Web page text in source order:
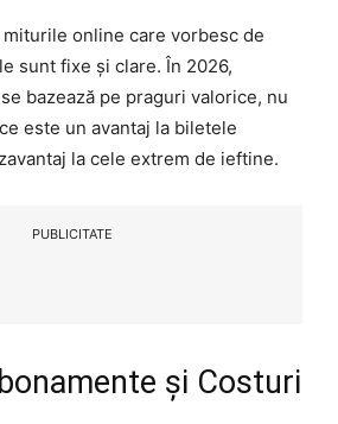
online care vorbesc de
sunt fixe și clare. În 2026,
bazează pe praguri valorice, nu
este un avantaj la biletele
la cele extrem de ieftine.
PUBLICITATE
și Costuri